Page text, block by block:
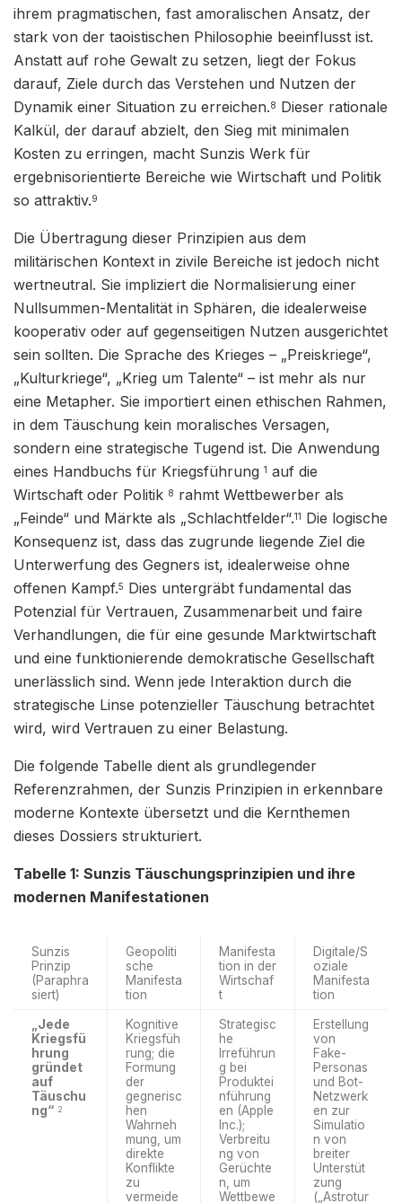
ihrem pragmatischen, fast amoralischen Ansatz, der
stark von der taoistischen Philosophie beeinflusst ist.
Anstatt auf rohe Gewalt zu setzen, liegt der Fokus
darauf, Ziele durch das Verstehen und Nutzen der
Dynamik einer Situation zu erreichen.8 Dieser rationale
Kalkül, der darauf abzielt, den Sieg mit minimalen
Kosten zu erringen, macht Sunzis Werk für
ergebnisorientierte Bereiche wie Wirtschaft und Politik
so attraktiv.9
Die Übertragung dieser Prinzipien aus dem
militärischen Kontext in zivile Bereiche ist jedoch nicht
wertneutral. Sie impliziert die Normalisierung einer
Nullsummen-Mentalität in Sphären, die idealerweise
kooperativ oder auf gegenseitigen Nutzen ausgerichtet
sein sollten. Die Sprache des Krieges – „Preiskriege“,
„Kulturkriege“, „Krieg um Talente“ – ist mehr als nur
eine Metapher. Sie importiert einen ethischen Rahmen,
in dem Täuschung kein moralisches Versagen,
sondern eine strategische Tugend ist. Die Anwendung
eines Handbuchs für Kriegsführung 1 auf die
Wirtschaft oder Politik 8 rahmt Wettbewerber als
„Feinde“ und Märkte als „Schlachtfelder“.11 Die logische
Konsequenz ist, dass das zugrunde liegende Ziel die
Unterwerfung des Gegners ist, idealerweise ohne
offenen Kampf.5 Dies untergräbt fundamental das
Potenzial für Vertrauen, Zusammenarbeit und faire
Verhandlungen, die für eine gesunde Marktwirtschaft
und eine funktionierende demokratische Gesellschaft
unerlässlich sind. Wenn jede Interaktion durch die
strategische Linse potenzieller Täuschung betrachtet
wird, wird Vertrauen zu einer Belastung.
Die folgende Tabelle dient als grundlegender
Referenzrahmen, der Sunzis Prinzipien in erkennbare
moderne Kontexte übersetzt und die Kernthemen
dieses Dossiers strukturiert.
Tabelle 1: Sunzis Täuschungsprinzipien und ihre
modernen Manifestationen
Sunzis
Prinzip
(Paraphra
siert)
Geopoliti
sche
Manifesta
tion
Manifesta
tion in der
Wirtschaf
t
Digitale/S
oziale
Manifesta
tion
„Jede
Kriegsfü
hrung
gründet
auf
Täuschu
ng“ 2
Kognitive
Kriegsfüh
rung; die
Formung
der
gegnerisc
hen
Wahrneh
mung, um
direkte
Konflikte
zu
vermeide
Strategisc
he
Irreführun
g bei
Produktei
nführung
en (Apple
Inc.);
Verbreitu
ng von
Gerüchte
n, um
Wettbewe
Erstellung
von
Fake-
Personas
und Bot-
Netzwerk
en zur
Simulatio
n von
breiter
Unterstüt
zung
(„Astrotur